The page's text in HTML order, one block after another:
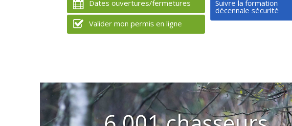
Dates ouvertures/fermetures
Valider mon permis en ligne
Suivre la formation
décennale sécurité